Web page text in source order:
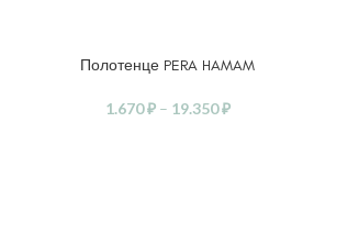
ВЫБЕРИТЕ ПАРАМЕТРЫ
Полотенце PERA HAMAM
1.670₽ – 19.350₽